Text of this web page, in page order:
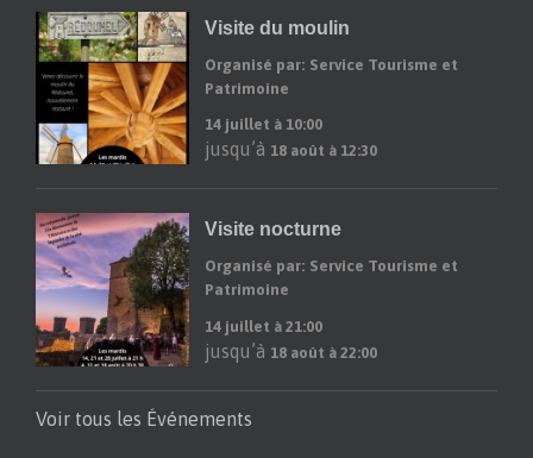
Visite du moulin
Organisé par: Service Tourisme et
Patrimoine
14 juillet à 10:00
jusqu’à 18 août à 12:30
Visite nocturne
Organisé par: Service Tourisme et
Patrimoine
14 juillet à 21:00
jusqu’à 18 août à 22:00
Voir tous les Événements